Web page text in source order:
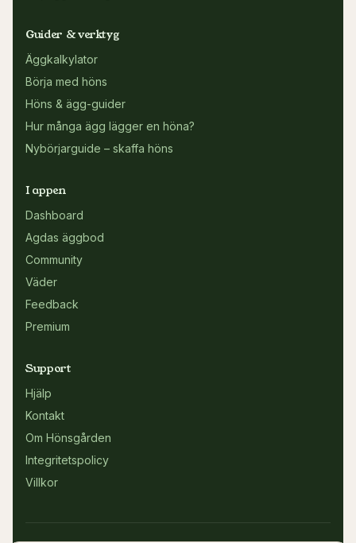
Guider & verktyg
Äggkalkylator
Börja med höns
Höns & ägg-guider
Hur många ägg lägger en höna?
Nybörjarguide – skaffa höns
I appen
Dashboard
Agdas äggbod
Community
Väder
Feedback
Premium
Support
Hjälp
Kontakt
Om Hönsgården
Integritetspolicy
Villkor